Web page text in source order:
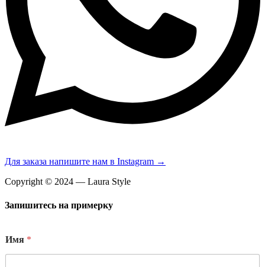
Для заказа напишите нам в Instagram →
Copyright © 2024 — Laura Style
Запишитесь на примерку
Имя *